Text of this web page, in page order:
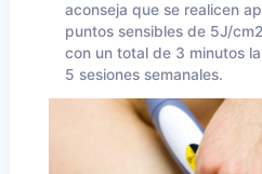
aconseja que se realicen
puntos sensibles de 5J/
con un total de 3 minutos
5 sesiones semanales.